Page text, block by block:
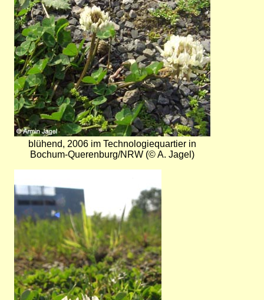
blühend, 2006 im Technologiequartier in
Bochum-Querenburg/NRW (© A. Jagel)